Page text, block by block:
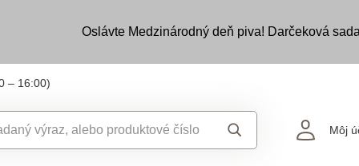
Oslávte Medzinárodný deň piva! Darčeková
– 16:00)
Môj